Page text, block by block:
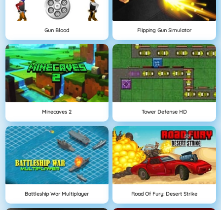
Gun Blood Flipping Gun Simulator
Minecaves 2 Tower Defense HD
Battleship War Multiplayer Road Of Fury: Desert Strike